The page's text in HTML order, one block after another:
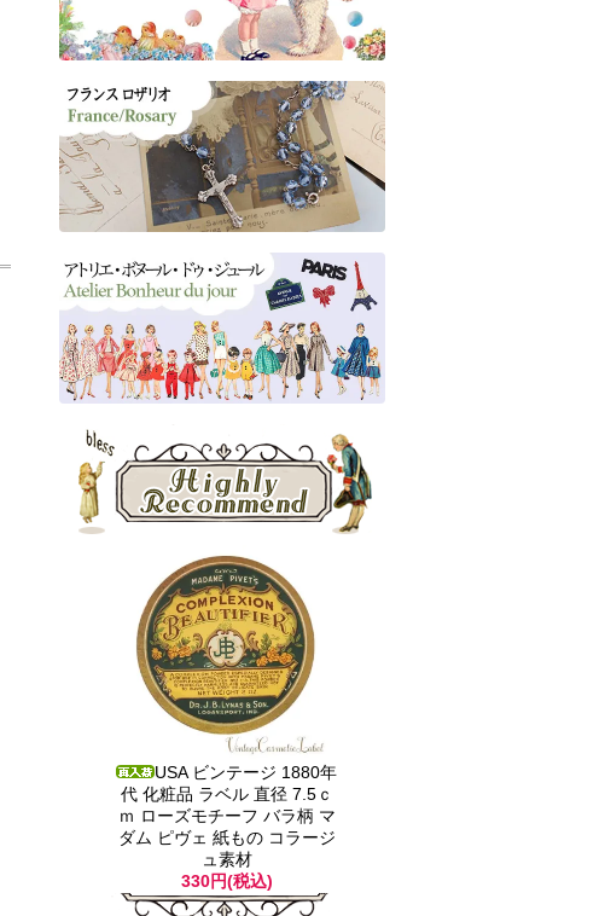
USA ビンテージ 1880年
代 化粧品 ラベル 直径 7.5ｃ
ｍ ローズモチーフ バラ柄 マ
ダム ピヴェ 紙もの コラージ
ュ素材
330円(税込)